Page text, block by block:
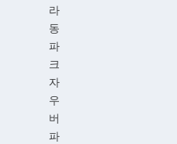
라
동
파
크
자
우
버
파